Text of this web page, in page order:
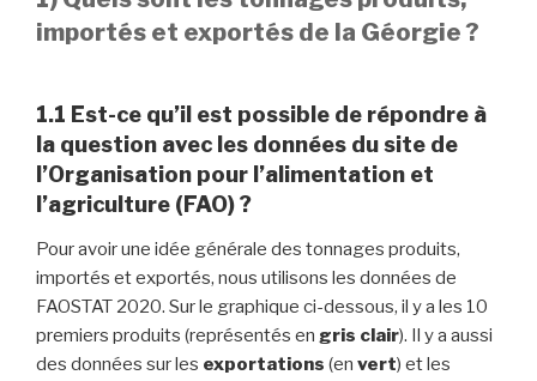
importés et exportés de la Géorgie ?
1.1 Est-ce qu’il est possible de répondre à
la question avec les données du site de
l’Organisation pour l’alimentation et
l’agriculture (FAO) ?
Pour avoir une idée générale des tonnages produits,
importés et exportés, nous utilisons les données de
FAOSTAT 2020. Sur le graphique ci-dessous, il y a les 10
premiers produits (représentés en gris clair). Il y a aussi
des données sur les exportations (en vert) et les